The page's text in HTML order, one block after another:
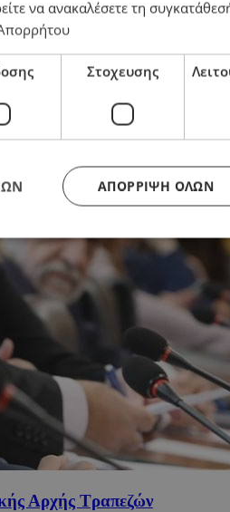
Αρχής Τραπεζών
να ανακαλέσετε τη
Στοχευσης
ΑΠΌΡΡΙΨΗ ΌΛΩΝ